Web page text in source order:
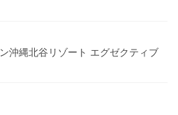
沖縄北谷リゾート エグゼクティブ